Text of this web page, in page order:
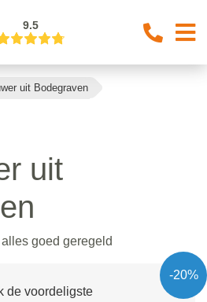
9.5
uit Bodegraven
uit
goed geregeld
-20%
de voordeligste